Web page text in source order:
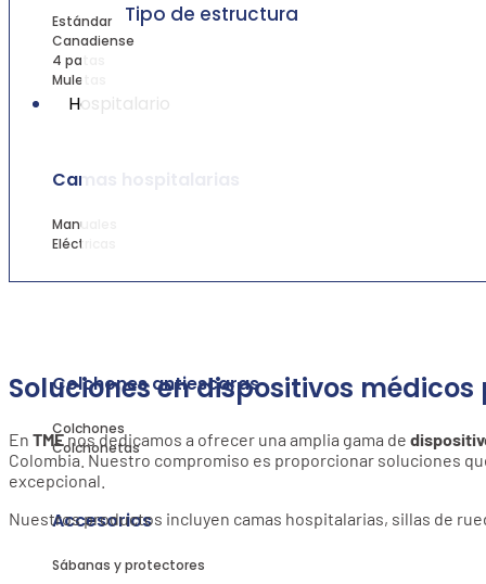
Estándar
Canadiense
4 patas
Muletas
Hospitalario
Camas hospitalarias
Manuales
Eléctricas
Colchones antiescaras
Colchones
Colchonetas
Accesorios
Sábanas y protectores
Tipo de estructura
Soluciones en dispositivos
En TMEnos dedicamos a ofrecer una amplia gama de
Colombia. Nuestro compromiso es proporcionar soluciones
excepcional.
Nuestros productos incluyen camas hospitalarias, sillas de